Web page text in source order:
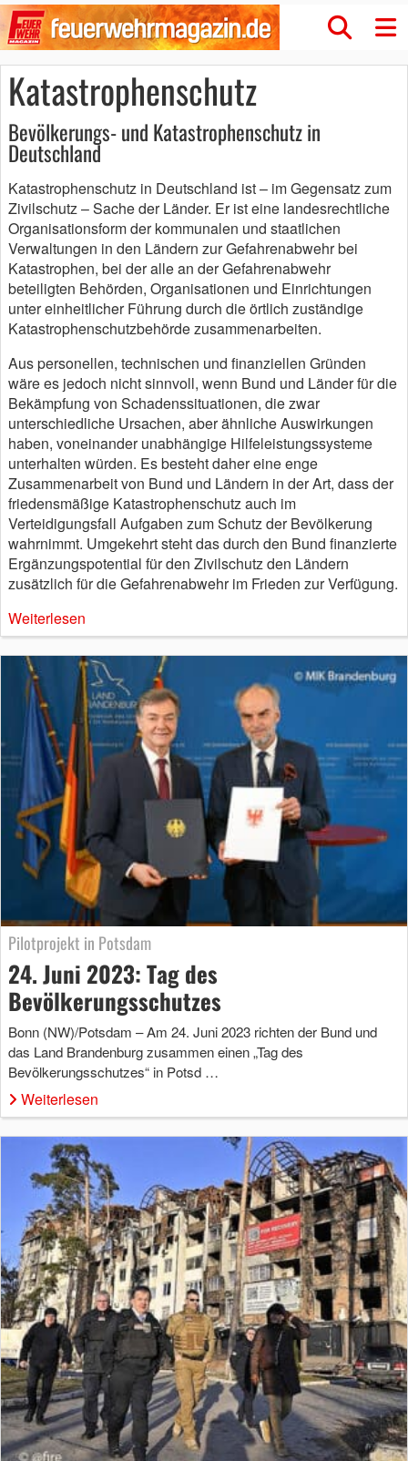
Katastrophenschutz
Bevölkerungs- und Katastrophenschutz in
Deutschland
Katastrophenschutz in Deutschland ist – im Gegensatz zum
Zivilschutz – Sache der Länder. Er ist eine landesrechtliche
Organisationsform der kommunalen und staatlichen
Verwaltungen in den Ländern zur Gefahrenabwehr bei
Katastrophen, bei der alle an der Gefahrenabwehr
beteiligten Behörden, Organisationen und Einrichtungen
unter einheitlicher Führung durch die örtlich zuständige
Katastrophenschutzbehörde zusammenarbeiten.
Aus personellen, technischen und finanziellen Gründen
wäre es jedoch nicht sinnvoll, wenn Bund und Länder für die
Bekämpfung von Schadenssituationen, die zwar
unterschiedliche Ursachen, aber ähnliche Auswirkungen
haben, voneinander unabhängige Hilfeleistungssysteme
unterhalten würden. Es besteht daher eine enge
Zusammenarbeit von Bund und Ländern in der Art, dass der
friedensmäßige Katastrophenschutz auch im
Verteidigungsfall Aufgaben zum Schutz der Bevölkerung
wahrnimmt. Umgekehrt steht das durch den Bund finanzierte
Ergänzungspotential für den Zivilschutz den Ländern
zusätzlich für die Gefahrenabwehr im Frieden zur Verfügung.
Weiterlesen
Pilotprojekt in Potsdam
24. Juni 2023: Tag des
Bevölkerungsschutzes
Bonn (NW)/Potsdam – Am 24. Juni 2023 richten der Bund und
das Land Brandenburg zusammen einen „Tag des
Bevölkerungsschutzes“ in Potsd …
Weiterlesen